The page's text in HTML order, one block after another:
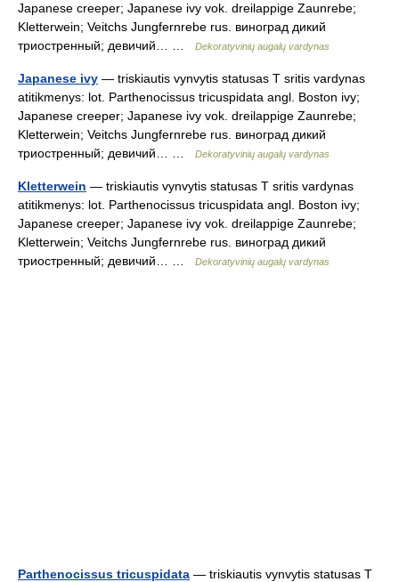
Japanese creeper; Japanese ivy vok. dreilappige Zaunrebe;
Kletterwein; Veitchs Jungfernrebe rus. виноград дикий
триостренный; девичий… …
Dekoratyvinių augalų vardynas
Japanese ivy — triskiautis vynvytis statusas T sritis vardynas
atitikmenys: lot. Parthenocissus tricuspidata angl. Boston ivy;
Japanese creeper; Japanese ivy vok. dreilappige Zaunrebe;
Kletterwein; Veitchs Jungfernrebe rus. виноград дикий
триостренный; девичий… …
Dekoratyvinių augalų vardynas
Kletterwein — triskiautis vynvytis statusas T sritis vardynas
atitikmenys: lot. Parthenocissus tricuspidata angl. Boston ivy;
Japanese creeper; Japanese ivy vok. dreilappige Zaunrebe;
Kletterwein; Veitchs Jungfernrebe rus. виноград дикий
триостренный; девичий… …
Dekoratyvinių augalų vardynas
Parthenocissus tricuspidata — triskiautis vynvytis statusas T